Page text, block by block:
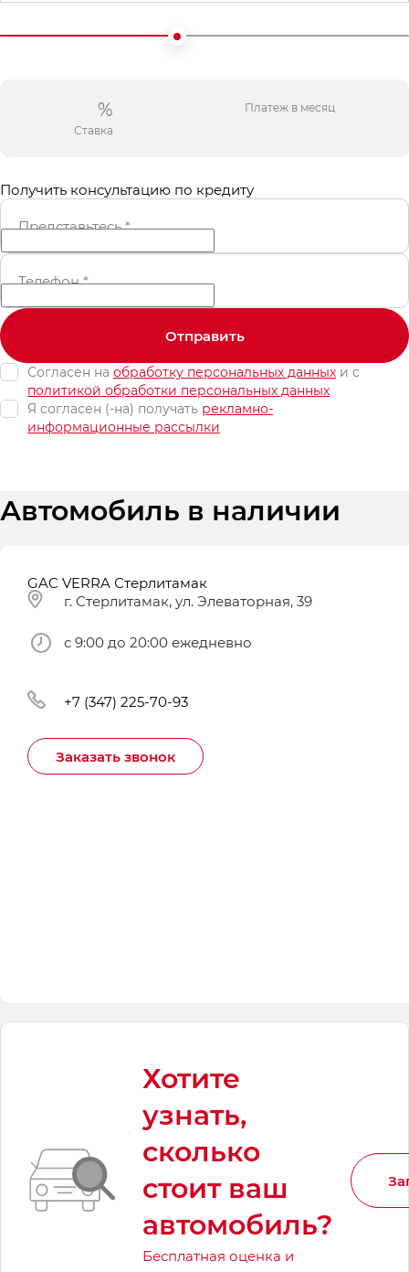
%
Ставка
Платеж в месяц
Получить консультацию по кредиту
Представьтесь*
Телефон*
Отправить
Согласен на обработку персональных данных и c
политикой обработки персональных данных
Я согласен (-на) получать рекламно-
информационные рассылки
Автомобиль в наличии
GAC VERRA Стерлитамак
г. Стерлитамак, ул. Элеваторная, 39
с 9:00 до 20:00 ежедневно
+7 (347) 225-70-93
Заказать звонок
Хотите
узнать,
сколько
стоит ваш
автомобиль?
Бесплатная оценка и